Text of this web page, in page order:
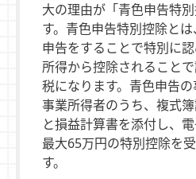
大の理由が「青色申告特
す。青色申告特別控除と
申告をすることで特別に認
所得から控除されること
税になります。青色申告
事業所得者のうち、複式
と損益計算書を添付し、電
最大65万円の特別控除を
す。